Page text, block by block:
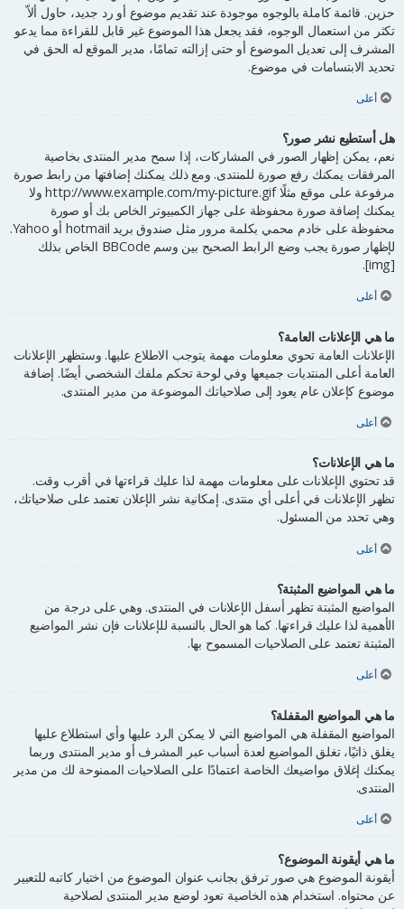
حزين. قائمة كاملة بالوجوه موجودة عند تقديم موضوع أو رد جديد، حاول ألاّ
تكثر من استعمال الوجوه، فقد يجعل هذا الموضوع غير قابل للقراءة مما يدعو
المشرف إلى تعديل الموضوع أو حتى إزالته تمامًا، مدير الموقع له الحق في
تحديد الابتسامات في موضوع.
أعلى
هل أستطيع نشر صور؟
نعم، يمكن إظهار الصور في المشاركات، إذا سمح مدير المنتدى بخاصية
المرفقات يمكنك رفع صورة للمنتدى. ومع ذلك يمكنك إضافتها من رابط صورة
مرفوعة على موقع مثلًا http://www.example.com/my-picture.gif ولا
يمكنك إضافة صورة محفوظة على جهاز الكمبيوتر الخاص بك أو صورة
محفوظة على خادم محمي بكلمة مرور مثل صندوق بريد hotmail أو Yahoo.
لإظهار صورة يجب وضع الرابط الصحيح بين وسم BBCode الخاص بذلك
[img].
أعلى
ما هي الإعلانات العامة؟
الإعلانات العامة تحوي معلومات مهمة يتوجب الاطلاع عليها. وستظهر الإعلانات
العامة أعلى المنتديات جميعها وفي لوحة تحكم ملفك الشخصي أيضًا. إضافة
موضوع كإعلان عام يعود إلى صلاحياتك الموضوعة من مدير المنتدى.
أعلى
ما هي الإعلانات؟
قد تحتوي الإعلانات على معلومات مهمة لذا عليك قراءتها في أقرب وقت.
تظهر الإعلانات في أعلى أي منتدى. إمكانية نشر الإعلان تعتمد على صلاحياتك،
وهي تحدد من المسئول.
أعلى
ما هي المواضيع المثبتة؟
المواضيع المثبتة تظهر أسفل الإعلانات في المنتدى. وهي على درجة من
الأهمية لذا عليك قراءتها. كما هو الحال بالنسبة للإعلانات فإن نشر المواضيع
المثبتة تعتمد على الصلاحيات المسموح بها.
أعلى
ما هي المواضيع المقفلة؟
المواضيع المقفلة هي المواضيع التي لا يمكن الرد عليها وأي استطلاع عليها
يغلق ذاتيًا، تغلق المواضيع لعدة أسباب عبر المشرف أو مدير المنتدى وربما
يمكنك إغلاق مواضيعك الخاصة اعتمادًا على الصلاحيات الممنوحة لك من مدير
المنتدى.
أعلى
ما هي أيقونة الموضوع؟
أيقونة الموضوع هي صور ترفق بجانب عنوان الموضوع من اختيار كاتبه للتعبير
عن محتواه. استخدام هذه الخاصية تعود لوضع مدير المنتدى لصلاحية